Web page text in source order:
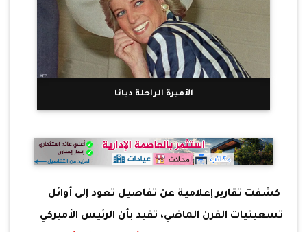
الأميرة الراحلة ديانا
كشفت تقارير إعلامية عن تفاصيل تعود إلى أوائل
تسعينيات القرن الماضي، تفيد بأن الرئيس الأميركي